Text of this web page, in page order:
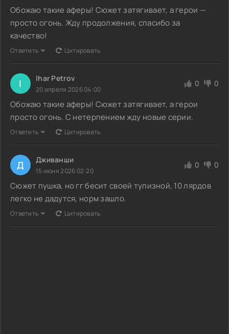
Обожаю такие аферы! Сюжет затягивает, а герои —
просто огонь. Жду продолжения, спасибо за
качество!
Ответить Цитировать
I Ihar Petrov
20 апреля 2026 04:00
0 0
Обожаю такие аферы! Сюжет затягивает, а герои
просто огонь. С нетерпением жду новые серии.
Ответить Цитировать
Д Дживанши
15 июня 2026 02:20
0 0
Сюжет пушка, но гг бесит своей тупизной, 10 лярдов
легко не дадутся, норм зашло.
Ответить Цитировать